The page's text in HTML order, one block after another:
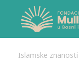
Islamske